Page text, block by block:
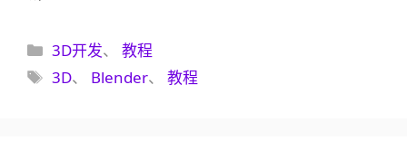
分
类
3D开发、教程
标
3D、 Blender、教程